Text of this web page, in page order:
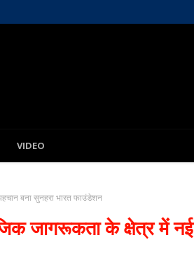
VIDEO
बना सुनहरा भारत फाउंडेशन
जागरूकता के क्षेत्र में नई